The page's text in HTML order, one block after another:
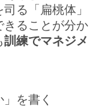
る「扁桃体」
きることが分か
訓練でマネジメ
を書く